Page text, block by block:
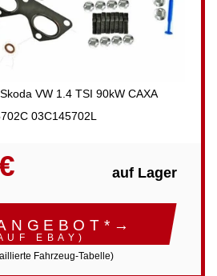
VW 1.4 TSI 90kW CAXA
03C145702L
auf Lager
EBAY)
Fahrzeug-Tabelle)